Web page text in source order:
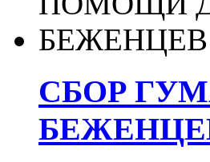
СБОР